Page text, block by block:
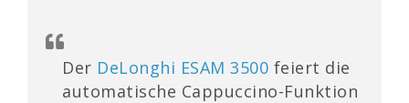
Der DeLonghi ESAM 3500 feiert die
automatische Cappuccino-Funktion